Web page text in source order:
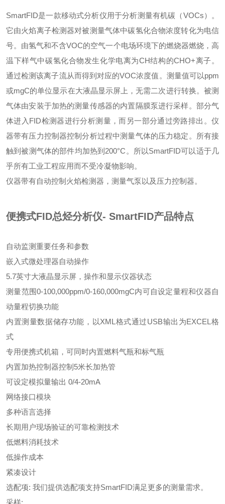
SmartFID是一款移动式分析仪用于分析测量有机碳（VOCs）。
它由火焰离子检测器对被测量气体中碳氢化合物浓度转化为电信
号。由氢气和不含VOC的空气一个电场环境下的燃烧器燃烧，高
温下样气中碳氢化合物发生化学电离为CH结构的CHO+离子。
通过检测该离子流从而得到对应的VOC浓度值。测量值可以ppm
或mgC的单位显示在大液晶显示屏上，无需二次进行转换。被测
气体由安装于加热的测量传感器的内置隔膜泵进行采样。部分气
体进入FID检测器进行分析测量，而另一部分通过旁路排出。仪
器带有压力控制器控制分析过程中测量气体的压力稳定。所有接
触到被测气体的部件均加热到200°C。所以SmartFID可以适于几
乎所有工业工程应用而不受冷凝物影响。
仪器带有自动控制火焰检测器，测量气泵以及压力控制器。
便携式FID总烃分析仪- SmartFID产品特点
自动监测重要任务和参数
嵌入式微处理器自动操作
5.7英寸大液晶显示屏，操作和显示仪器状态
测量范围0-100,000ppm/0-160,000mgC内可自设定量程和仪器自
动量程切换功能
内置测量数据储存功能，以XML格式通过USB输出为EXCEL格
式
专用便携式机箱，可同时内置燃料气瓶和标气瓶
内置加热控制器控制5米长加热管
可设定模拟量输出 0/4-20mA
网络接口模块
多种语言选择
长期用户现场验证的可靠检测技术
低燃料消耗技术
低操作成本
紧凑设计
选配项: 我们提供选配项支持SmartFID满足更多的测量需求。
采样: